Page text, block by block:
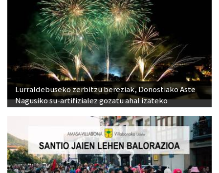
Lurraldebuseko zerbitzu bereziak, Donostiako Aste
Nagusiko su-artifizialez gozatu ahal izateko